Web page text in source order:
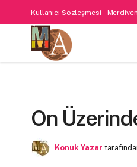
Kullanıcı Sözleşmesi
On
Konuk Yazar